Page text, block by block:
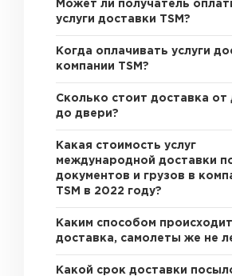
Может ли получатель
услуги доставки TSM?
Когда оплачивать услуги
компании TSM?
Сколько стоит доставка от
до двери?
Какая стоимость услуг
международной доставки
документов и грузов в
TSM в 2022 году?
Каким способом происходит
доставка, самолеты же не
Какой срок доставки